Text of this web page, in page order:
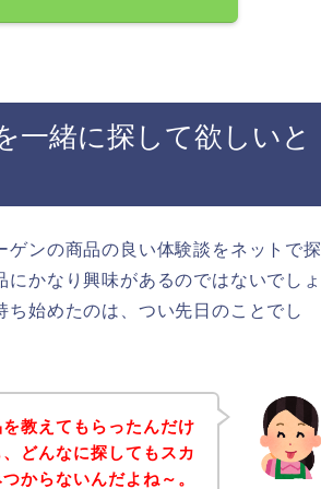
一緒に探して欲しいと
ンの商品の良い体験談をネットで探
かなり興味があるのではないでしょ
始めたのは、つい先日のことでし
教えてもらったんだけ
どんなに探してもスカ
からないんだよね～。